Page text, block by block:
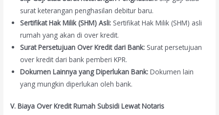
surat keterangan penghasilan debitur baru.
Sertifikat Hak Milik (SHM) Asli: Sertifikat Hak Milik (SHM) asli
rumah yang akan di over kredit.
Surat Persetujuan Over Kredit dari Bank: Surat persetujuan
over kredit dari bank pemberi KPR.
Dokumen Lainnya yang Diperlukan Bank: Dokumen lain
yang mungkin diperlukan oleh bank.
V. Biaya Over Kredit Rumah Subsidi Lewat Notaris